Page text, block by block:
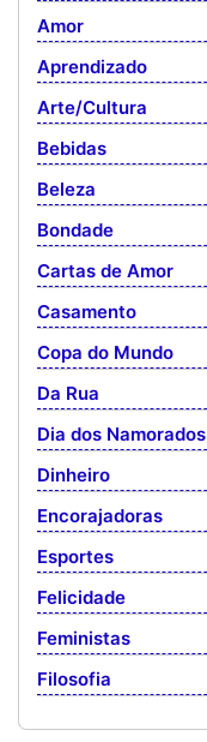
Amor
Aprendizado
Arte/Cultura
Bebidas
Beleza
Bondade
Cartas de Amor
Casamento
Copa do Mundo
Da Rua
Dia dos Namorados
Dinheiro
Encorajadoras
Esportes
Felicidade
Feministas
Filosofia